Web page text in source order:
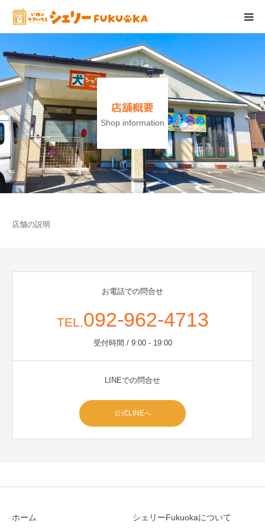
店舗概要
Shop information
店舗の説明
お電話での問合せ
TEL.092-962-4713
受付時間 / 9:00 - 19:00
LINEでの問合せ
公式LINEへ
ホーム シェリーFukuokaについて
ケアメニュー
フード＆サプリ
料金表
店舗概要
ブログ